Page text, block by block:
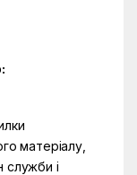
матеріалу,
служби і